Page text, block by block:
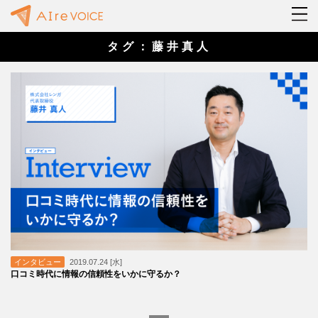
タグ：藤井真人
インタビュー 2019.07.24 [水]
口コミ時代に情報の信頼性をいかに守るか？